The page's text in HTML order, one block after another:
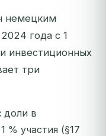
немецким
года с 1
инвестиционных
три
доли в
% участия (§17